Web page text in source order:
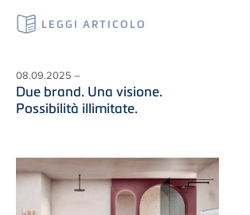
LEGGI ARTICOLO
08.09.2025 –
Due brand. Una visione.
Possibilità illimitate.